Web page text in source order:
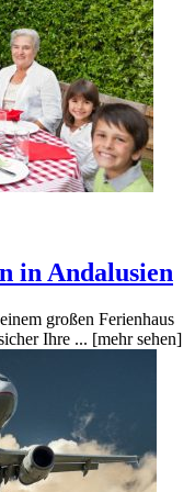
in Andalusien
großen Ferienhaus
Ihre ... [mehr sehen]